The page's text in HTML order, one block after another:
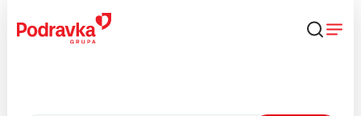
content